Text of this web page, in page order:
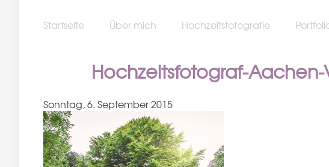
Startseite Über mich Hochzeitsfotografie
Hochzeitsfotograf-
Sonntag, 6. September 2015